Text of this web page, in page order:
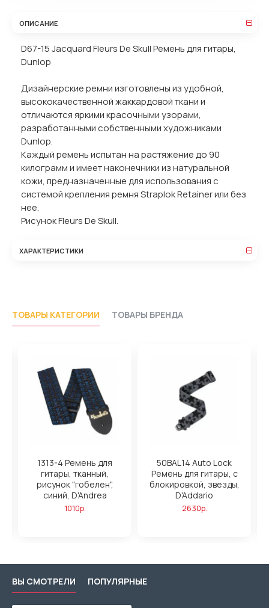
ОПИСАНИЕ
D67-15 Jacquard Fleurs De Skull Ремень для гитары,
Dunlop
Дизайнерские ремни изготовлены из удобной,
высококачественной жаккардовой ткани и
отличаются яркими красочными узорами,
разработанными собственными художниками
Dunlop.
Каждый ремень испытан на растяжение до 90
килограмм и имеет наконечники из натуральной
кожи, предназначенные для использования с
системой крепления ремня Straplok Retainer или без
нее.
Рисунок Fleurs De Skull.
ХАРАКТЕРИСТИКИ
ТОВАРЫ КАТЕГОРИИ ТОВАРЫ БРЕНДА
1313-4 Ремень для
гитары, тканный,
рисунок "гобелен",
синий, D'Andrea
1010р.
50BAL14 Auto Lock
Ремень для гитары, с
блокировкой, звезды,
D'Addario
2630р.
ВЫ СМОТРЕЛИ ПОПУЛЯРНЫЕ